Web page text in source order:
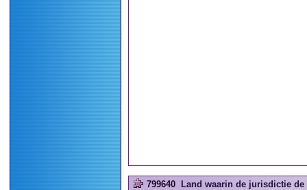
799640
Land waarin de jurisdictie